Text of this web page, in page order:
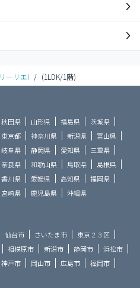
リーリエI / (1LDK/1階)
秋田県 山形県 福島県
茨城県
東京都 神奈川県 新潟県
富山県
岐阜県 静岡県 愛知県
三重県
奈良県 和歌山県 鳥取県
島根県
香川県 愛媛県 高知県
福岡県
宮崎県 鹿児島県 沖縄県
仙台市 さいたま市
東京２３区
相模原市 新潟市 静岡市
浜松市
神戸市 岡山市 広島市
福岡市